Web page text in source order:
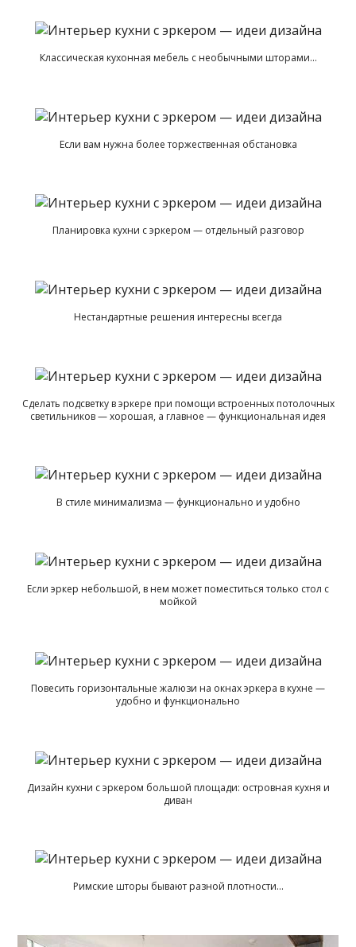
Классическая кухонная мебель с необычными шторами…
Если вам нужна более торжественная обстановка
Планировка кухни с эркером — отдельный разговор
Нестандартные решения интересны всегда
Сделать подсветку в эркере при помощи встроенных потолочных
светильников — хорошая, а главное — функциональная идея
В стиле минимализма — функционально и удобно
Если эркер небольшой, в нем может поместиться только стол с
мойкой
Повесить горизонтальные жалюзи на окнах эркера в кухне —
удобно и функционально
Дизайн кухни с эркером большой площади: островная кухня и
диван
Римские шторы бывают разной плотности…